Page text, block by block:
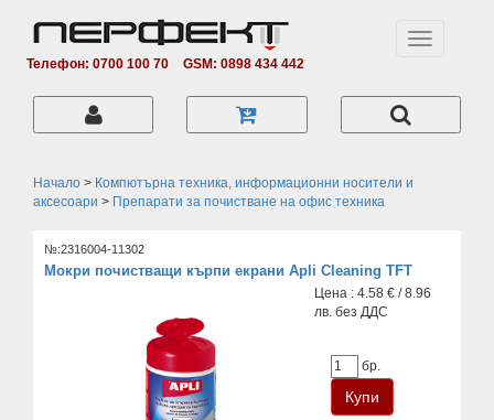
Телефон: 0700 100 70 GSM: 0898 434 442
Toggle
Начало > Компютърна техника, информационни носители и
аксесоари > Препарати за почистване на офис техника
№:2316004-11302
Мокри почистващи кърпи екрани Apli Cleaning TFT
Цена : 4.58 € / 8.96
лв. без ДДС
бр.